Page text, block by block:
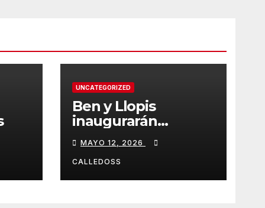
UNCATEGORIZED
Ben y Llopis
inaugurarán
Diamond
MAYO 12, 2026
CALLEDOSS